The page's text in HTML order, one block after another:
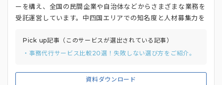
資料ダウンロード
ーを構え、全国の民間企業や自治体などからさまざまな業務を
受託運営しています。中四国エリアでの知名度と人材募集力を
への貢献など、事業の付加価値を追求した取り組みを行ってい
ます。
Pick up記事（このサービスが選出されている記事）
・事務代行サービス比較20選！失敗しない選び方をご紹介。